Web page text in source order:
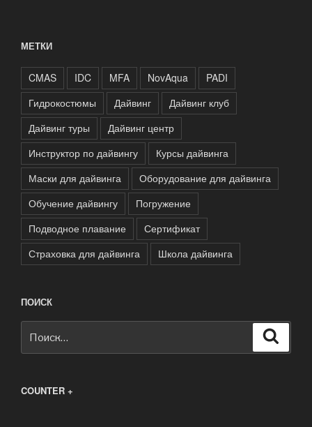
МЕТКИ
CMAS IDC MFA NovAqua
PADI
Гидрокостюмы
Дайвинг
Дайвинг клуб
Дайвинг туры
Дайвинг центр
Инструктор по дайвингу
Курсы дайвинга
Маски для дайвинга
Оборудование для дайвинга
Обучение дайвингу
Погружение
Подводное плавание
Сертификат
Страховка для дайвинга
Школа дайвинга
ПОИСК
COUNTER +